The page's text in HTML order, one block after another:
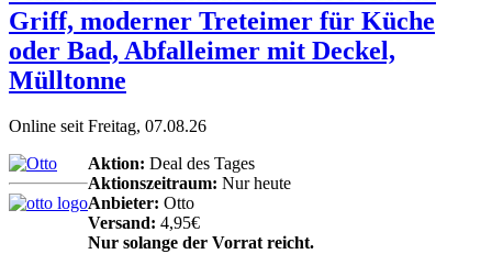
Griff, moderner Treteimer für Küche
oder Bad, Abfalleimer mit Deckel,
Mülltonne
Online seit Freitag, 07.08.26
Aktion: Deal des Tages
Aktionszeitraum: Nur heute
Anbieter: Otto
Versand: 4,95€
Nur solange der Vorrat reicht.